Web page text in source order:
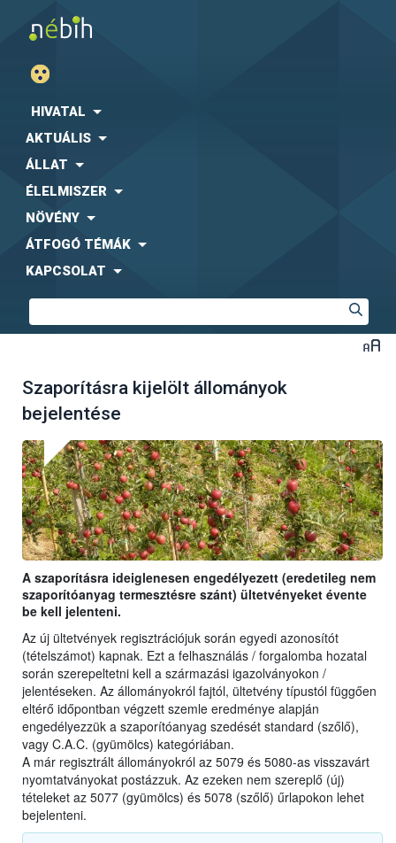
HIVATAL
AKTUÁLIS
ÁLLAT
ÉLELMISZER
NÖVÉNY
ÁTFOGÓ TÉMÁK
KAPCSOLAT
Szaporításra kijelölt állományok
bejelentése
A szaporításra ideiglenesen engedélyezett (eredetileg nem
szaporítóanyag termesztésre szánt) ültetvényeket évente
be kell jelenteni.
Az új ültetvények regisztrációjuk során egyedi azonosítót
(tételszámot) kapnak. Ezt a felhasználás / forgalomba hozatal
során szerepeltetni kell a származási igazolványokon /
jelentéseken. Az állományokról fajtól, ültetvény típustól függően
eltérő időpontban végzett szemle eredménye alapján
engedélyezzük a szaporítóanyag szedését standard (szőlő),
vagy C.A.C. (gyümölcs) kategóriában.
A már regisztrált állományokról az 5079 és 5080-as visszavárt
nyomtatványokat postázzuk. Az ezeken nem szereplő (új)
tételeket az 5077 (gyümölcs) és 5078 (szőlő) űrlapokon lehet
bejelenteni.